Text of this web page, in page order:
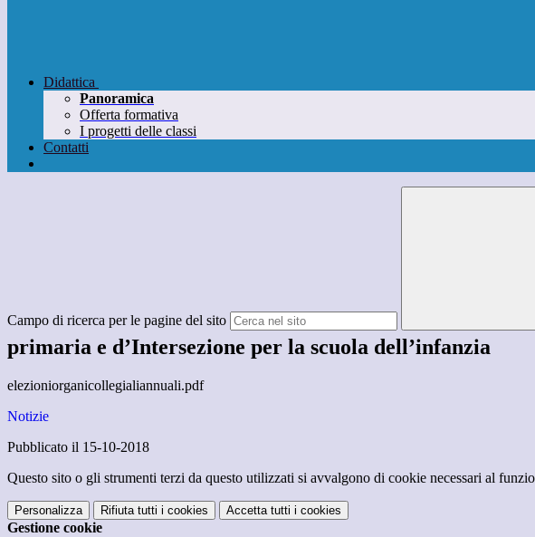
Didattica
Panoramica
Offerta formativa
I progetti delle classi
Contatti
Campo di ricerca per le pagine del sito
primaria e d’Intersezione per la scuola dell’infanzia
elezioniorganicollegialiannuali.pdf
Notizie
Pubblicato il 15-10-2018
Questo sito o gli strumenti terzi da questo utilizzati si avvalgono di cookie necessari al
Personalizza Rifiuta tutti i cookies Accetta tutti i cookies
Gestione cookie